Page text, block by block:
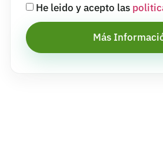
He leido y acepto las
Más